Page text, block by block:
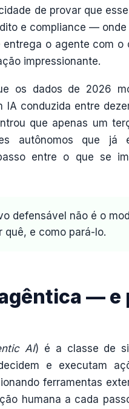
de provar que
e compliance —
o agente com
impressionante.
os dados de 2026
IA conduzida entre
que apenas um
autônomos que já
entre o que se
defensável não é o
quê, e como pará-lo.
— e
AI) é a classe de
e executam
ferramentas
humana a cada